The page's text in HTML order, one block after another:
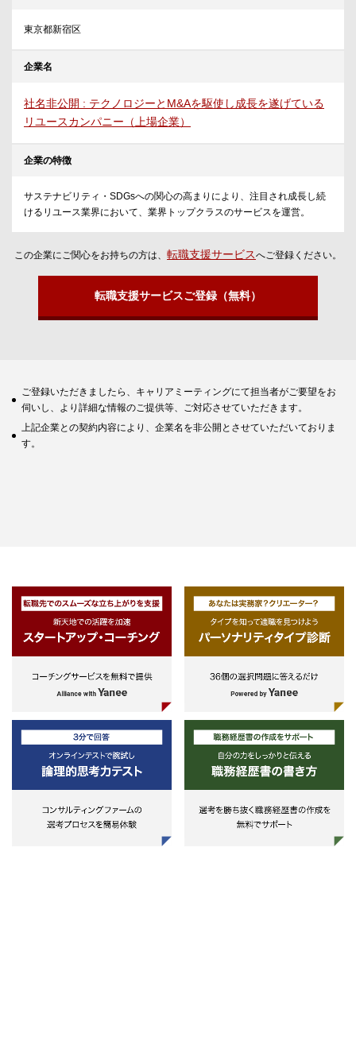
東京都新宿区
企業名
社名非公開 : テクノロジーとM&Aを駆使し成長を遂げている
リユースカンパニー（上場企業）
企業の特徴
サステナビリティ・SDGsへの関心の高まりにより、注目され成長し続
けるリユース業界において、業界トップクラスのサービスを運営。
この企業にご関心をお持ちの方は、 転職支援サービスへご登録ください。
転職支援サービスご登録（無料）
ご登録いただきましたら、キャリアミーティングにて担当者がご要望をお
伺いし、より詳細な情報のご提供等、ご対応させていただきます。
上記企業との契約内容により、企業名を非公開とさせていただいておりま
す。